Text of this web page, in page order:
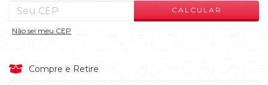
CALCULAR
Não sei meu CEP
Compre e Retire